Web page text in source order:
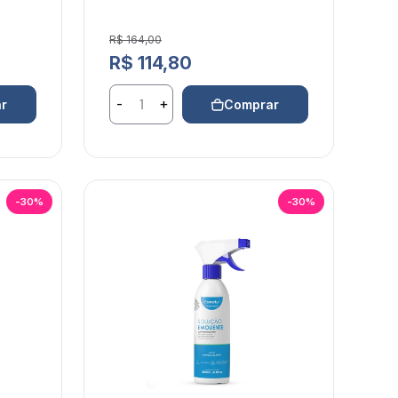
Preço de venda
R$ 164,00
Preço normal
R$ 114,80
- + Comprar
-30% -30%